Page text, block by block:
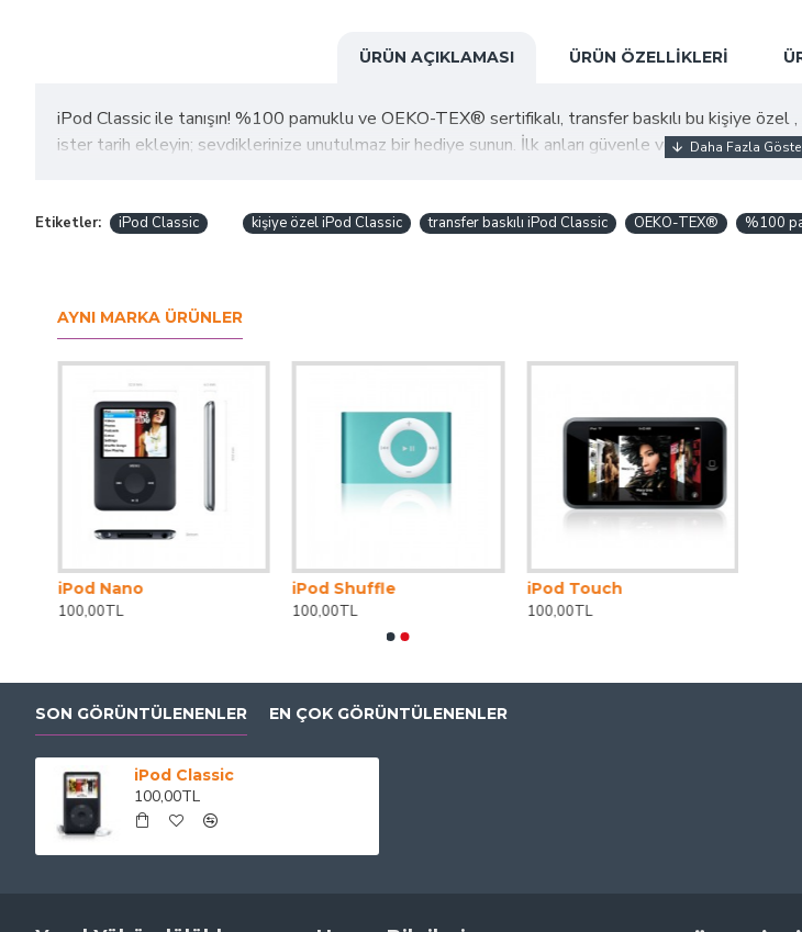
ÜRÜN AÇIKLAMASI ÜRÜN ÖZELLIKLERI
iPod Classic ile tanışın! %100 pamuklu ve OEKO-TEX® sertifikalı, transfer baskılı bu kişiye özel
ister tarih ekleyin; sevdiklerinize unutulmaz bir hediye sunun. İlk anları güvenle ve şıklıkla
Etiketler: iPod Classic kişiye özel iPod Classic transfer baskılı iPod Classic OEKO-TEX® %100
AYNI MARKA ÜRÜNLER
iPod Nano
100,00TL
iPod Shuffle
100,00TL
iPod Touch
100,00TL
SON GÖRÜNTÜLENENLER EN ÇOK GÖRÜNTÜLENENLER
iPod Classic
100,00TL